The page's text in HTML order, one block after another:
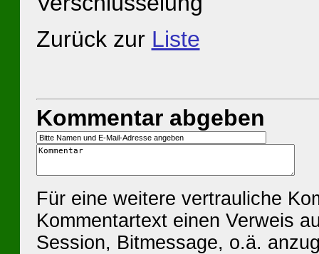
Zurück zur Liste
Kommentar abgeben
Für eine weitere vertrauliche
Kommentartext einen Verweis
Session, Bitmessage, o.ä.